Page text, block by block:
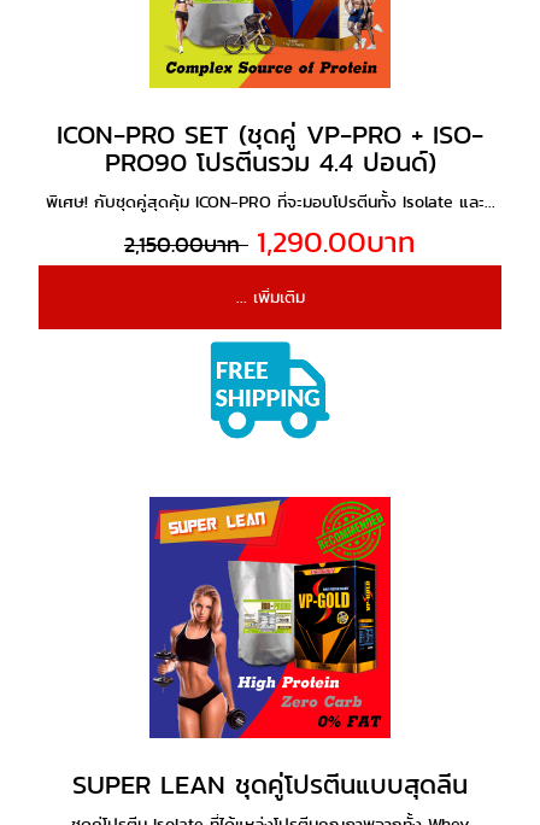
ICON-PRO SET (ชุดคู่ VP-PRO + ISO-
PRO90 โปรตีนรวม 4.4 ปอนด์)
พิเศษ! กับชุดคู่สุดคุ้ม ICON-PRO ที่จะมอบโปรตีนทั้ง Isolate และ...
2,150.00บาท 1,290.00บาท
... เพิ่มเติม
SUPER LEAN ชุดคู่โปรตีนแบบสุดลีน